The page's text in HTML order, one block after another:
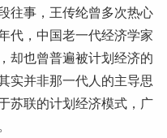
往事，王传纶曾多次热心
代，中国老一代经济学家
却也曾普遍被计划经济的
并非那一代人的主导思
苏联的计划经济模式，广